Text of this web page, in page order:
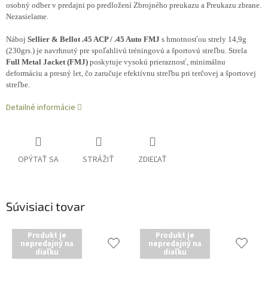
osobný odber v predajni po predložení Zbrojného preukazu a Preukazu zbrane.
Nezasielame.
Náboj Sellier & Bellot .45 ACP / .45 Auto FMJ s hmotnosťou strely 14,9g
(230grs.) je navrhnutý pre spoľahlivú tréningovú a športovú streľbu. Strela
Full Metal Jacket (FMJ) poskytuje vysokú prieraznosť, minimálnu
deformáciu a presný let, čo zaručuje efektívnu streľbu pri terčovej a športovej
streľbe.
Detailné informácie
OPÝTAŤ SA STRÁŽIŤ ZDIEĽAŤ
Súvisiaci tovar
Produkt je
nepredajný na
diaľku
Produkt je
nepredajný na
diaľku